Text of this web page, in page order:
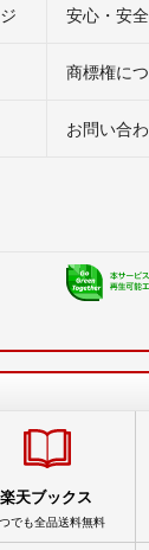
安心・安
商標権に
お問い合
楽天ブックス
でも全品送料無料